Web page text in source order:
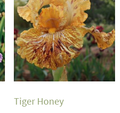
Tiger Honey